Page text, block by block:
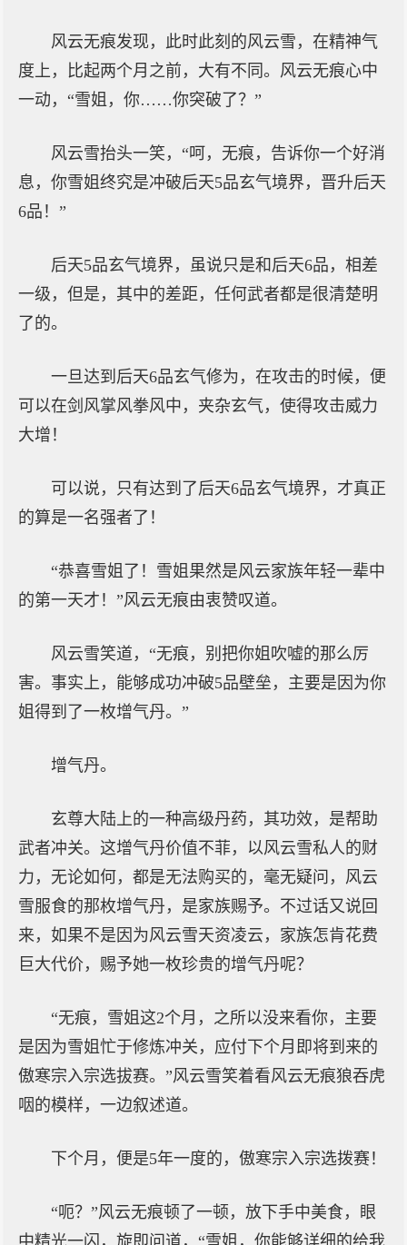
风云无痕发现，此时此刻的风云雪，在精神气
度上，比起两个月之前，大有不同。风云无痕心中
一动，“雪姐，你……你突破了？”
风云雪抬头一笑，“呵，无痕，告诉你一个好消
息，你雪姐终究是冲破后天5品玄气境界，晋升后天
6品！”
后天5品玄气境界，虽说只是和后天6品，相差
一级，但是，其中的差距，任何武者都是很清楚明
了的。
一旦达到后天6品玄气修为，在攻击的时候，便
可以在剑风掌风拳风中，夹杂玄气，使得攻击威力
大增！
可以说，只有达到了后天6品玄气境界，才真正
的算是一名强者了！
“恭喜雪姐了！雪姐果然是风云家族年轻一辈中
的第一天才！”风云无痕由衷赞叹道。
风云雪笑道，“无痕，别把你姐吹嘘的那么厉
害。事实上，能够成功冲破5品壁垒，主要是因为你
姐得到了一枚增气丹。”
增气丹。
玄尊大陆上的一种高级丹药，其功效，是帮助
武者冲关。这增气丹价值不菲，以风云雪私人的财
力，无论如何，都是无法购买的，毫无疑问，风云
雪服食的那枚增气丹，是家族赐予。不过话又说回
来，如果不是因为风云雪天资凌云，家族怎肯花费
巨大代价，赐予她一枚珍贵的增气丹呢？
“无痕，雪姐这2个月，之所以没来看你，主要
是因为雪姐忙于修炼冲关，应付下个月即将到来的
傲寒宗入宗选拔赛。”风云雪笑着看风云无痕狼吞虎
咽的模样，一边叙述道。
下个月，便是5年一度的，傲寒宗入宗选拨赛！
“呃？”风云无痕顿了一顿，放下手中美食，眼
中精光一闪，旋即问道，“雪姐，你能够详细的给我